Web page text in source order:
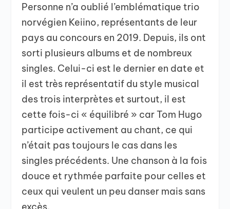
Personne n’a oublié l’emblématique trio
norvégien Keiino, représentants de leur
pays au concours en 2019. Depuis, ils ont
sorti plusieurs albums et de nombreux
singles. Celui-ci est le dernier en date et
il est très représentatif du style musical
des trois interprètes et surtout, il est
cette fois-ci « équilibré » car Tom Hugo
participe activement au chant, ce qui
n’était pas toujours le cas dans les
singles précédents. Une chanson à la fois
douce et rythmée parfaite pour celles et
ceux qui veulent un peu danser mais sans